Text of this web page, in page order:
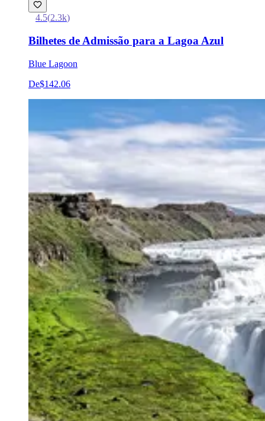
4.5(2.3k)
Bilhetes de Admissão para a Lagoa Azul
Blue Lagoon
De$142.06